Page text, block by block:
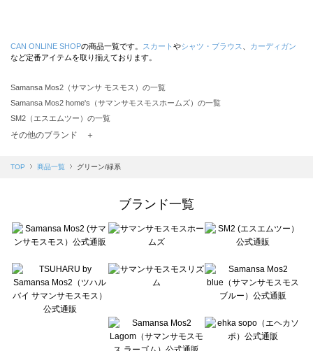
CAN ONLINE SHOPの商品一覧です。 スカート やシャツ・ブラウス
カーディガン
など定番アイテムを取り揃えております。
Samansa Mos2（サマンサ モスモス）の一覧
Samansa Mos2 home's（サマンサモスモスホームズ）の一覧
SM2（エスエムツー）の一覧
TSUHARU by Samansa Mos2（ツハルバイサマンサモスモス）の一覧
Samansa Mos2 blue（サマンサモスモス ブルー）の一覧
Te chichi（テチチ）の一覧
Te chichi CLASSIC（テチチ クラシック）の一覧
Lugnoncure（ルノンキュール）の一覧
BETTY'S BLUE（べティーズブルー）の一覧
Wpc.（ワールドパーティー）の一覧
その他のブランド ＋
TOP 商品一覧 グリーン/緑系
ブランド一覧